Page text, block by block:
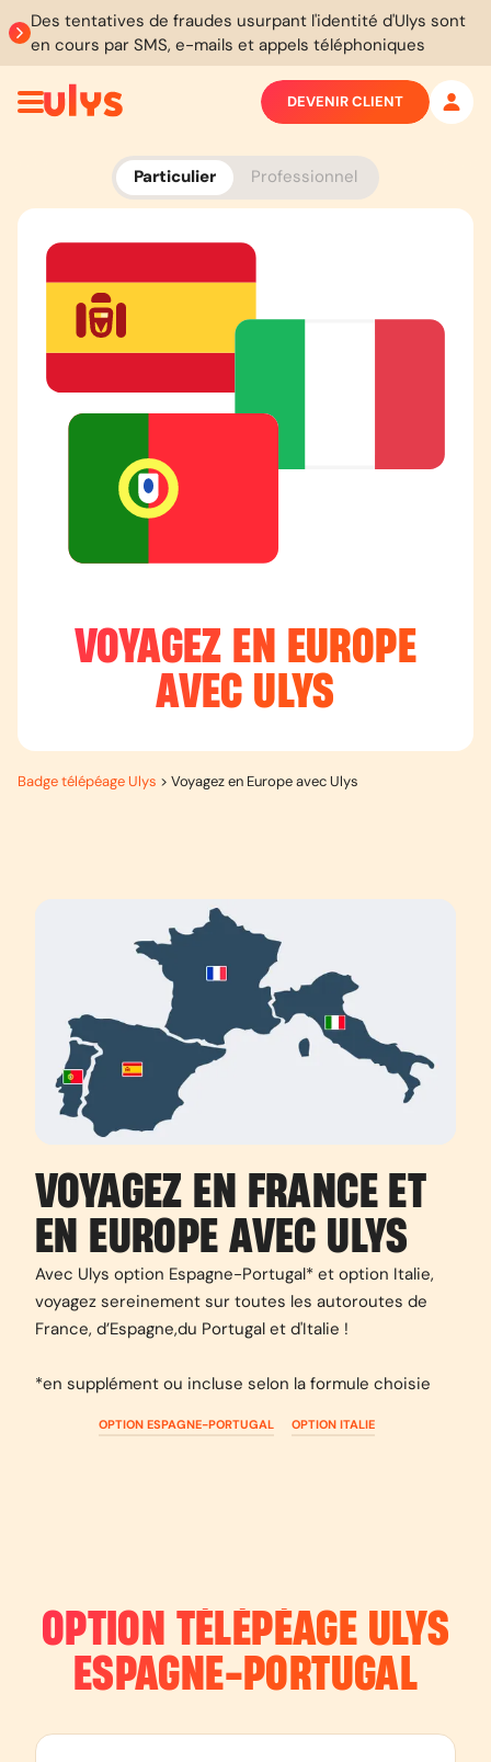
Des tentatives de fraudes usurpant l'identité d'Ulys sont
en cours par SMS, e-mails et appels téléphoniques
Particulier Professionnel
DEVENIR CLIENT
VOYAGEZ EN EUROPE
AVEC ULYS
Badge télépéage Ulys > Voyagez en Europe avec Ulys
VOYAGEZ EN FRANCE ET
EN EUROPE AVEC ULYS
Avec Ulys option Espagne-Portugal* et option Italie,
voyagez sereinement sur toutes les autoroutes de
France, d’Espagne,du Portugal et d'Italie !
*en supplément ou incluse selon la formule choisie
OPTION ESPAGNE-PORTUGAL OPTION ITALIE
OPTION TÉLÉPÉAGE ULYS
ESPAGNE-PORTUGAL